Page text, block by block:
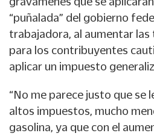
“puñalada” del gobierno
trabajadora, al aumentar
para los contribuyentes
aplicar un impuesto
“No me parece justo que se
altos impuestos, mucho
gasolina, ya que con el